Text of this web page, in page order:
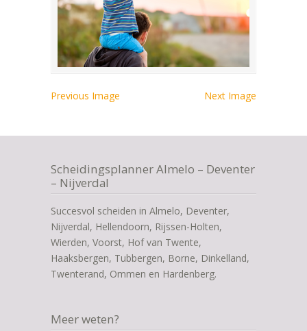
Previous Image Next Image
Scheidingsplanner Almelo – Deventer
– Nijverdal
Succesvol scheiden in Almelo, Deventer,
Nijverdal, Hellendoorn, Rijssen-Holten,
Wierden, Voorst, Hof van Twente,
Haaksbergen, Tubbergen, Borne, Dinkelland,
Twenterand, Ommen en Hardenberg.
Meer weten?